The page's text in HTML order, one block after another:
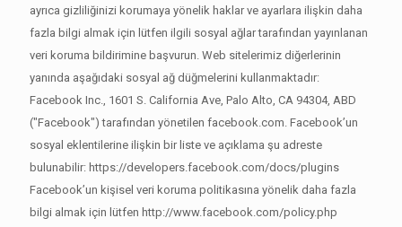
ayrıca gizliliğinizi korumaya yönelik haklar ve ayarlara ilişkin daha
fazla bilgi almak için lütfen ilgili sosyal ağlar tarafından yayınlanan
veri koruma bildirimine başvurun. Web sitelerimiz diğerlerinin
yanında aşağıdaki sosyal ağ düğmelerini kullanmaktadır:
Facebook Inc., 1601 S. California Ave, Palo Alto, CA 94304, ABD
("Facebook") tarafından yönetilen facebook.com. Facebook’un
sosyal eklentilerine ilişkin bir liste ve açıklama şu adreste
bulunabilir: https://developers.facebook.com/docs/plugins
Facebook’un kişisel veri koruma politikasına yönelik daha fazla
bilgi almak için lütfen http://www.facebook.com/policy.php